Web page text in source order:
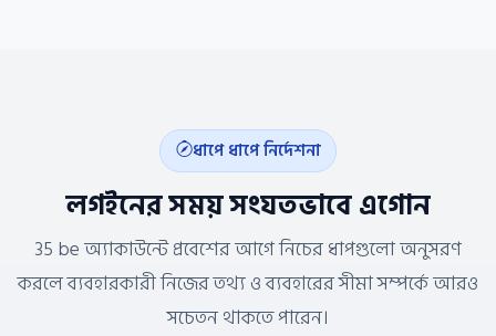
ধাপে ধাপে নির্দেশনা
লগইনের সময় সংযতভাবে এগোন
35 be অ্যাকাউন্টে প্রবেশের আগে নিচের ধাপগুলো অনুসরণ
করলে ব্যবহারকারী নিজের তথ্য ও ব্যবহারের সীমা সম্পর্কে আরও
সচেতন থাকতে পারেন।